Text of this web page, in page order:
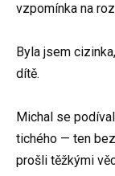
vzpomínka na
Byla jsem
dítě.
Michal se
tichého — ten
prošli těžkými